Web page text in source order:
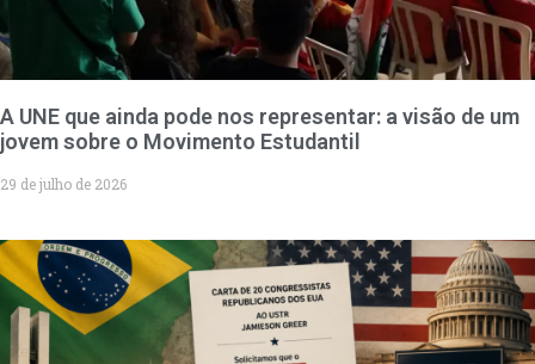
A UNE que ainda pode nos representar: a visão de um
jovem sobre o Movimento Estudantil
29 de julho de 2026